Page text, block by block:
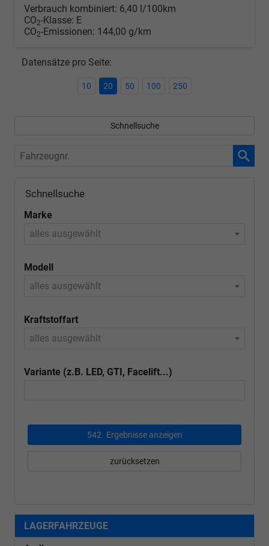
Verbrauch kombiniert: 6,40 l/100km
CO2-Klasse: E
CO2-Emissionen: 144,00 g/km
Datensätze pro Seite:
10 20 50 100 250
Schnellsuche
Fahrzeugnr.
Schnellsuche
Marke
alles ausgewählt
Modell
alles ausgewählt
Kraftstoffart
alles ausgewählt
Variante (z.B. LED, GTI, Facelift...)
542 Ergebnisse anzeigen
zurücksetzen
LAGERFAHRZEUGE